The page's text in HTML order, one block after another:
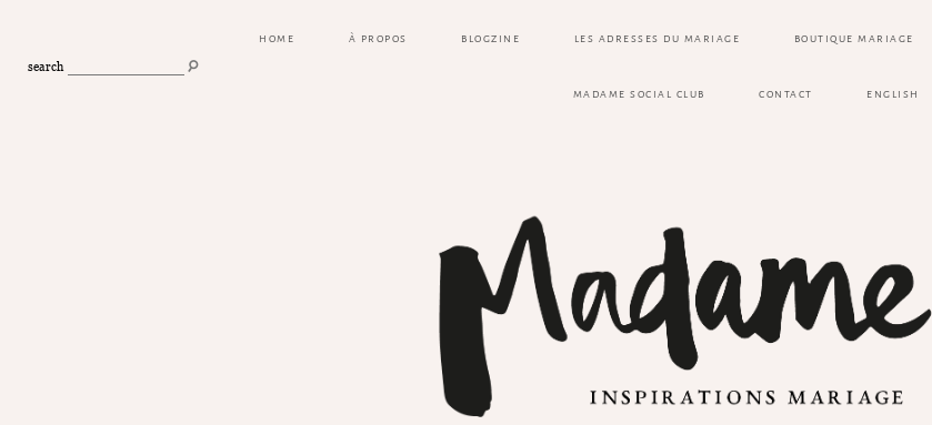
search
HOME À PROPOS BLOGZINE LES ADRESSES DU MARIAGE BOUTIQUE MARIAGE
MADAME SOCIAL CLUB CONTACT ENGLISH